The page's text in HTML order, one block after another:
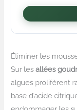
Éliminer les
Sur lesallées
algues prolifèrent
base d’acide